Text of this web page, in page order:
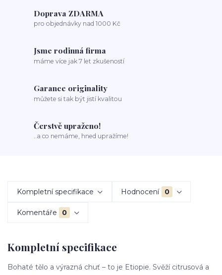
Doprava ZDARMA
pro objednávky nad 1000 Kč
Jsme rodinná firma
máme více jak 7 let zkušeností
Garance originality
můžete si tak být jistí kvalitou
Čerstvě upraženo!
..a co nemáme, hned upražíme!
Kompletní specifikace Hodnocení 0
Komentáře 0
Kompletní specifikace
Bohaté tělo a výrazná chuť – to je Etiopie. Svěží citrusová a